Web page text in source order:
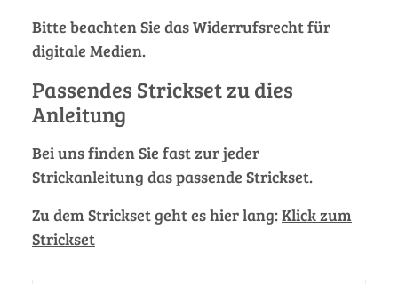
Bitte beachten Sie das Widerrufsrecht für
digitale Medien.
Passendes Strickset zu dies
Anleitung
Bei uns finden Sie fast zur jeder
Strickanleitung das passende Strickset.
Zu dem Strickset geht es hier lang:Klick zum
Strickset